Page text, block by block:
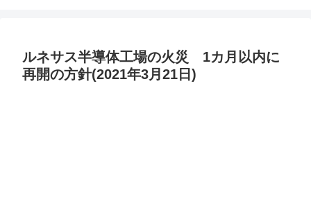
ルネサス半導体工場の火災 1カ月以内に
再開の方針(2021年3月21日)